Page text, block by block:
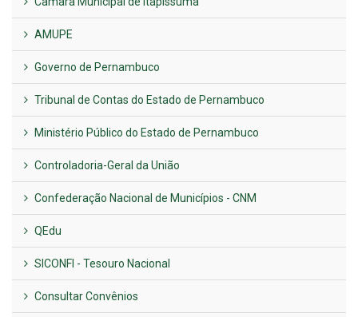
AMUPE
Governo de Pernambuco
Tribunal de Contas do Estado de Pernambuco
Ministério Público do Estado de Pernambuco
Controladoria-Geral da União
Confederação Nacional de Municípios - CNM
QEdu
SICONFI - Tesouro Nacional
Consultar Convênios